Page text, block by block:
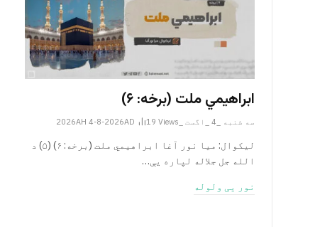
ابراهيمي ملت (برخه: ۶)
سه شنبه _4 _اگست _2026AH 4-8-2026AD 19 Views
ليکوال: میا نور آغا ابراهيمي ملت (برخه: ۶) (۵) د
الله جل جلاله لپاره یې…
نور یی ولوله